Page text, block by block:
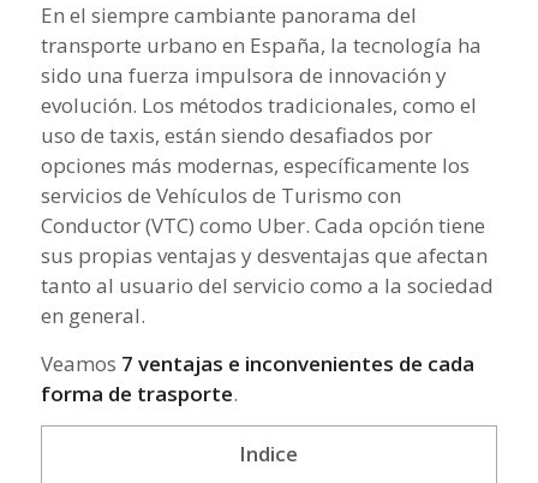
En el siempre cambiante panorama del
transporte urbano en España, la tecnología ha
sido una fuerza impulsora de innovación y
evolución. Los métodos tradicionales, como el
uso de taxis, están siendo desafiados por
opciones más modernas, específicamente los
servicios de Vehículos de Turismo con
Conductor (VTC) como Uber. Cada opción tiene
sus propias ventajas y desventajas que afectan
tanto al usuario del servicio como a la sociedad
en general.
Veamos 7 ventajas e inconvenientes de cada
forma de trasporte.
Indice